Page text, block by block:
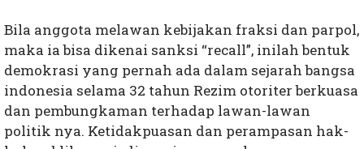
Bila anggota melawan kebijakan fraksi dan parpol,
maka ia bisa dikenai sanksi “recall”, inilah bentuk
demokrasi yang pernah ada dalam sejarah bangsa
indonesia selama 32 tahun Rezim otoriter berkuasa
dan pembungkaman terhadap lawan-lawan
politik nya. Ketidakpuasan dan perampasan hak-